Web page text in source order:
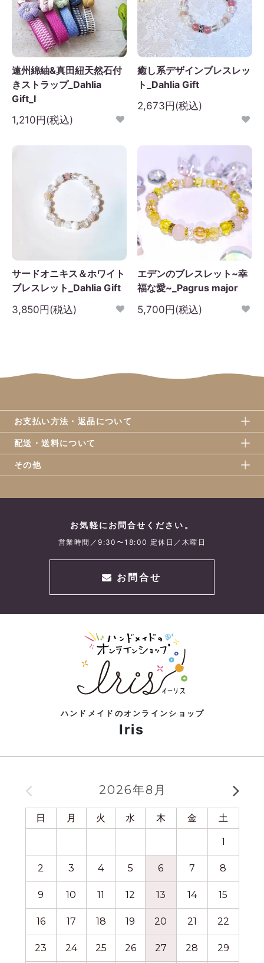
火 水 木 金 土
1 2 3 4 5
7 8 9 10 11 12
14 15 16 17 18 19
21 22
30
遠州綿紬&真田紐天然石付
きストラップ_Dahlia
Gift_I
1,210円(税込)
癒し系デザインブレスレッ
ト_Dahlia Gift
2,673円(税込)
サードオニキス＆ホワイト
ブレスレット_Dahlia Gift
3,850円(税込)
エデンのブレスレット~幸
福な愛~_Pagrus major
5,700円(税込)
お支払い方法・返品について
配送・送料について
その他
お気軽にお問合せください。
営業時間／9:30〜18:00 定休日／木曜日
お問合せ
ハンドメイドのオンラインショップ
Iris
2026年8月
日 月 火 水 木 金 土
1
2 3 4 5 6 7 8
9 10 11 12 13 14 15
16 17 18 19 20 21 22
23 24 25 26 27 28 29